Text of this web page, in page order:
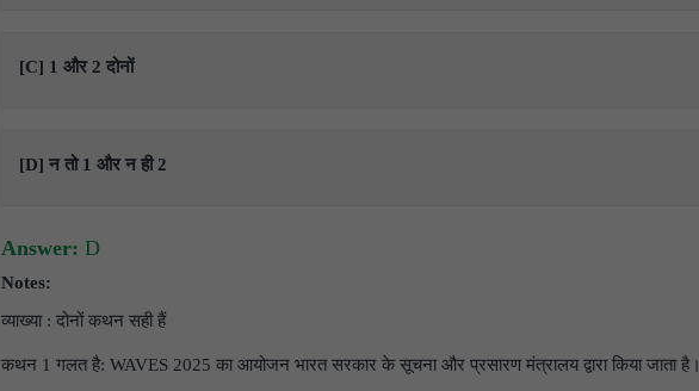
[C] 1 और 2 दोनों
[D] न तो 1 और न ही 2
Answer: D
Notes:
व्याख्या : दोनों कथन सही हैं
कथन 1 गलत है: WAVES 2025 का आयोजन भारत सरकार के सूचना और प्रसारण मंत्रालय द्वारा किया जाता है।